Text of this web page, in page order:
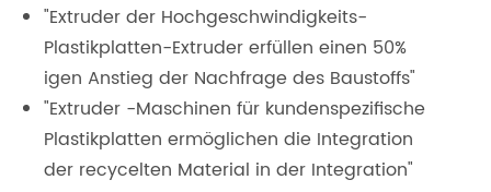
"Extruder der Hochgeschwindigkeits-
Plastikplatten-Extruder erfüllen einen 50%
igen Anstieg der Nachfrage des Baustoffs"
"Extruder -Maschinen für kundenspezifische
Plastikplatten ermöglichen die Integration
der recycelten Material in der Integration"